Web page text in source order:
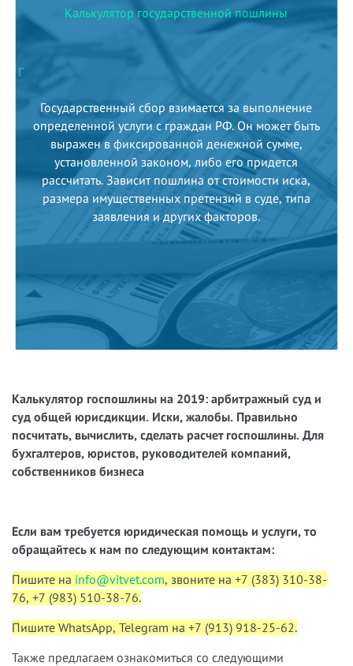
Г
Калькулятор государственной пошлины
Государственный сбор взимается за выполнение
определенной услуги с граждан РФ. Он может быть
выражен в фиксированной денежной сумме,
установленной законом, либо его придется
рассчитать. Зависит пошлина от стоимости иска,
размера имущественных претензий в суде, типа
заявления и других факторов.
Заявление имущественного характера
Заявление о выдаче судебного приказа
Заявление неимущественного характера
Надзорная жалоба
0₽
Калькулятор госпошлины на 2019: арбитражный суд и
суд общей юрисдикции. Иски, жалобы. Правильно
посчитать, вычислить, сделать расчет госпошлины. Для
бухгалтеров, юристов, руководителей компаний,
собственников бизнеса
Если вам требуется юридическая помощь и услуги, то
обращайтесь к нам по следующим контактам:
Пишите на info@vitvet.com, звоните на +7 (383) 310-38-
76, +7 (983) 510-38-76.
Пишите WhatsApp, Telegram на +7 (913) 918-25-62.
Также предлагаем ознакомиться со следующими